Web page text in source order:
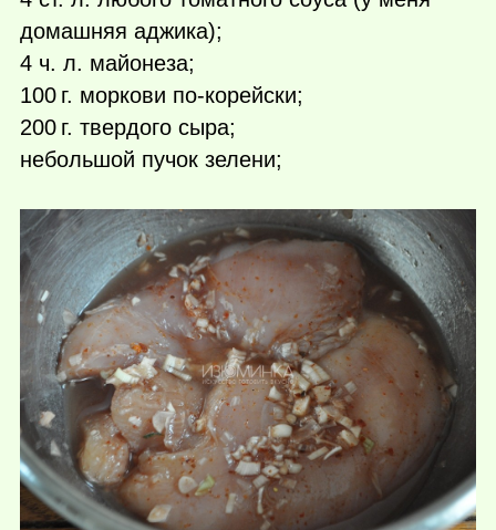
домашняя аджика);
4 ч. л. майонеза;
100 г. моркови по-корейски;
200 г. твердого сыра;
небольшой пучок зелени;